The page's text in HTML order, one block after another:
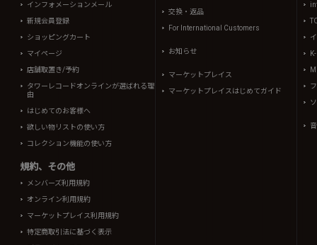
インフォメーションメール
新規会員登録
ショッピングカート
マイページ
店舗取置き/予約
タワーレコードオンラインが選ばれる理
由
はじめてのお客様へ
欲しい物リストの使い方
コレクション機能の使い方
規約、その他
メンバーズ利用規約
オンライン利用規約
マーケットプレイス利用規約
特定商取引法に基づく表示
交換・返品
For International Customers
お知らせ
マーケットプレイス
マーケットプレイスはじめてガイド